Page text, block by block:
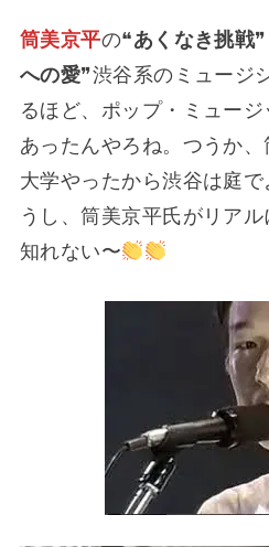
筒美京平の❝あくなき挑戦
への愛❞渋谷系のミュージ
るほど、ポップ・ミュー
あったんやろね。つうか
大学やったから渋谷は庭
うし、筒美京平氏がリア
知れない〜